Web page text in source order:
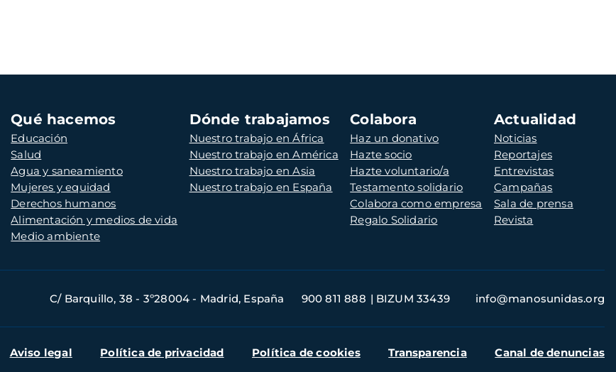
Qué hacemos
Educación
Salud
Agua y saneamiento
Mujeres y equidad
Derechos humanos
Alimentación y medios de vida
Medio ambiente
Dónde trabajamos
Nuestro trabajo en África
Nuestro trabajo en América
Nuestro trabajo en Asia
Nuestro trabajo en España
Colabora
Haz un donativo
Hazte socio
Hazte voluntario/a
Testamento solidario
Colabora como empresa
Regalo Solidario
Actualidad
Noticias
Reportajes
Entrevistas
Campañas
Sala de prensa
Revista
C/ Barquillo, 38 - 3º28004 - Madrid, España 900 811 888 BIZUM 33439 info@manosunidas.org
Aviso legal Política de privacidad Política de cookies Transparencia Canal de denuncias